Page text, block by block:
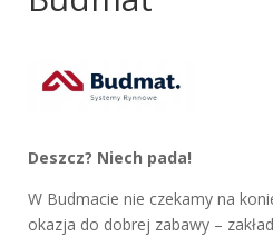
Deszcz? Niech pada!
W Budmacie nie czekamy na
okazja do dobrej zabawy –